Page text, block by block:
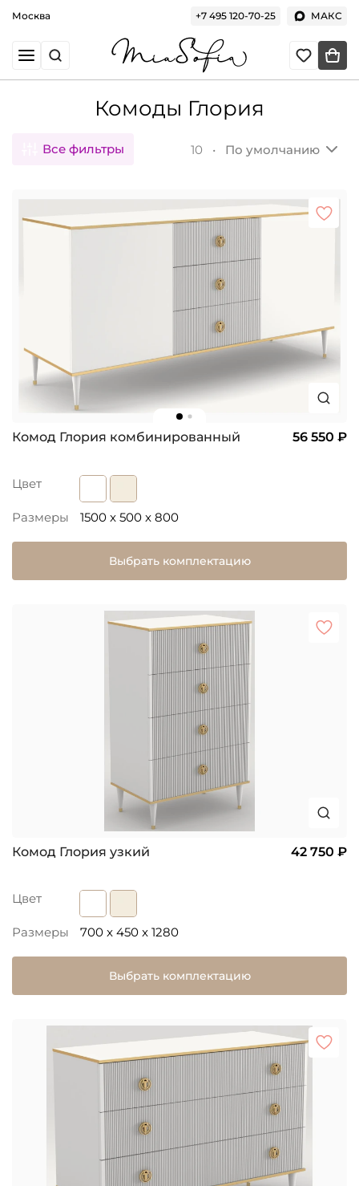
Москва +7 495 120-70-25 МАКС
Комоды Глория
Все фильтры 10 • По умолчанию
Комод Глория комбинированный 56 550 ₽
Цвет
Размеры 1500 x 500 x 800
Выбрать комплектацию
Комод Глория узкий 42 750 ₽
Цвет
Размеры 700 x 450 x 1280
Выбрать комплектацию